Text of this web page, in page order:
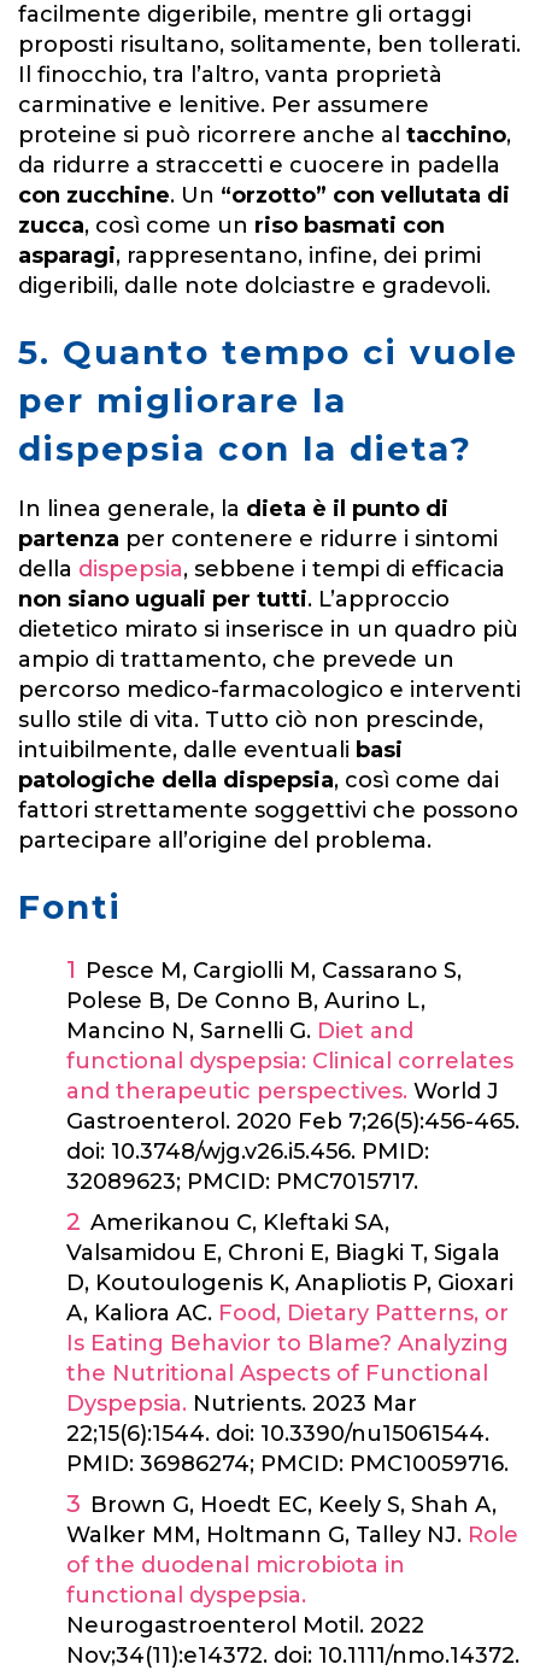
facilmente digeribile, mentre gli ortaggi
proposti risultano, solitamente, ben tollerati.
Il finocchio, tra l’altro, vanta proprietà
carminative e lenitive. Per assumere
proteine si può ricorrere anche al tacchino,
da ridurre a straccetti e cuocere in padella
con zucchine. Un “orzotto” con vellutata di
zucca, così come un riso basmati con
asparagi, rappresentano, infine, dei primi
digeribili, dalle note dolciastre e gradevoli.
5. Quanto tempo ci vuole
per migliorare la
dispepsia con la dieta?
In linea generale, la dieta è il punto di
partenza per contenere e ridurre i sintomi
della dispepsia, sebbene i tempi di efficacia
non siano uguali per tutti. L’approccio
dietetico mirato si inserisce in un quadro più
ampio di trattamento, che prevede un
percorso medico-farmacologico e interventi
sullo stile di vita. Tutto ciò non prescinde,
intuibilmente, dalle eventuali basi
patologiche della dispepsia, così come dai
fattori strettamente soggettivi che possono
partecipare all’origine del problema.
Fonti
Pesce M, Cargiolli M, Cassarano S,
Polese B, De Conno B, Aurino L,
Mancino N, Sarnelli G. Diet and
functional dyspepsia: Clinical correlates
and therapeutic perspectives. World J
Gastroenterol. 2020 Feb 7;26(5):456-465.
doi: 10.3748/wjg.v26.i5.456. PMID:
32089623; PMCID: PMC7015717.
Amerikanou C, Kleftaki SA,
Valsamidou E, Chroni E, Biagki T, Sigala
D, Koutoulogenis K, Anapliotis P, Gioxari
A, Kaliora AC. Food, Dietary Patterns, or
Is Eating Behavior to Blame? Analyzing
the Nutritional Aspects of Functional
Dyspepsia. Nutrients. 2023 Mar
22;15(6):1544. doi: 10.3390/nu15061544.
PMID: 36986274; PMCID: PMC10059716.
Brown G, Hoedt EC, Keely S, Shah A,
Walker MM, Holtmann G, Talley NJ. Role
of the duodenal microbiota in
functional dyspepsia.
Neurogastroenterol Motil. 2022
Nov;34(11):e14372. doi: 10.1111/nmo.14372.